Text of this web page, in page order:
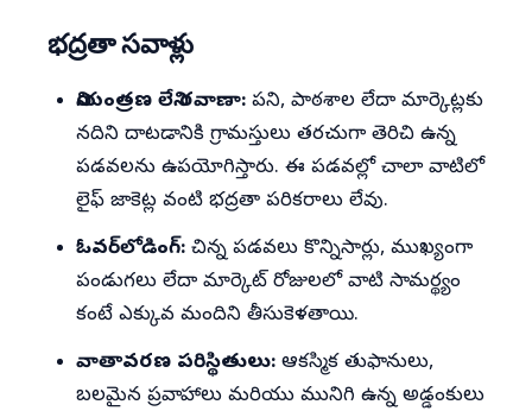
భద్రతా సవాళ్లు
నియంత్రణ లేని రవాణా: పని, పాఠశాల లేదా మార్కెట్లకు
నదిని దాటడానికి గ్రామస్తులు తరచుగా తెరిచి ఉన్న
పడవలను ఉపయోగిస్తారు. ఈ పడవల్లో చాలా వాటిలో
లైఫ్ జాకెట్ల వంటి భద్రతా పరికరాలు లేవు.
ఓవర్‌లోడింగ్: చిన్న పడవలు కొన్నిసార్లు, ముఖ్యంగా
పండుగలు లేదా మార్కెట్ రోజులలో వాటి సామర్థ్యం
కంటే ఎక్కువ మందిని తీసుకెళతాయి.
వాతావరణ పరిస్థితులు: ఆకస్మిక తుఫానులు,
బలమైన ప్రవాహాలు మరియు మునిగి ఉన్న అడ్డంకులు